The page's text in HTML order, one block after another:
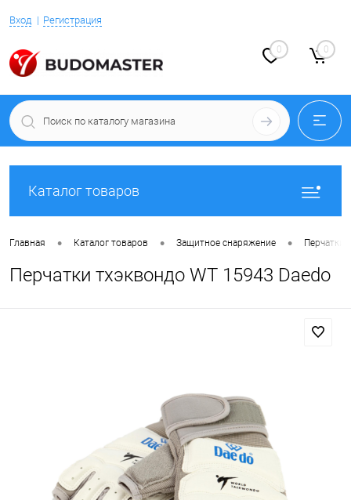
Вход Регистрация
0 0
Каталог товаров
Главная • Каталог товаров • Защитное снаряжение • Перчатки
Перчатки тхэквондо WT 15943 Daedo